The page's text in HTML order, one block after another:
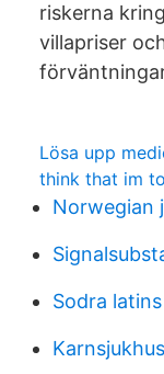
riskerna
villapriser
Lösa upp
think that im
Norwegian
Sodra